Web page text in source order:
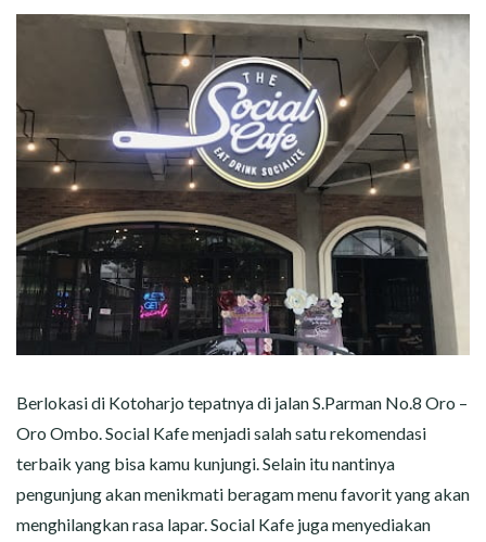
Berlokasi di Kotoharjo tepatnya di jalan S.Parman No.8 Oro –
Oro Ombo. Social Kafe menjadi salah satu rekomendasi
terbaik yang bisa kamu kunjungi. Selain itu nantinya
pengunjung akan menikmati beragam menu favorit yang akan
menghilangkan rasa lapar. Social Kafe juga menyediakan